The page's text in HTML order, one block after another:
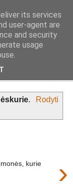
.
Rodyti
›
kurie
its services
user-agent are
and security
usage